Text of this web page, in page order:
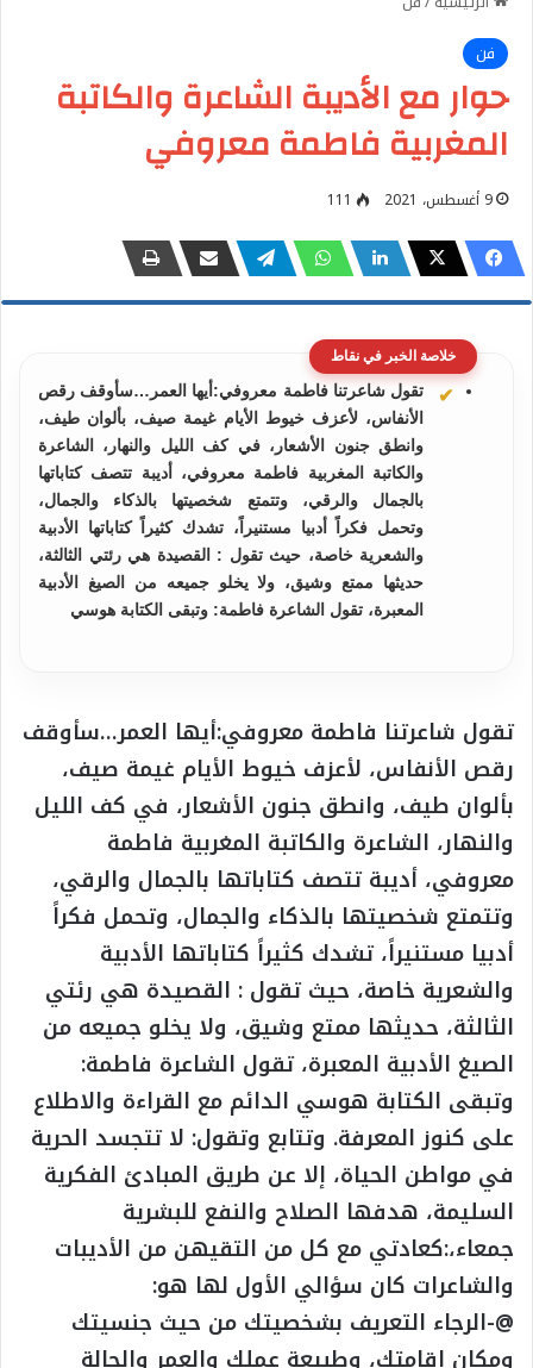
فن
حوار مع الأديبة الشاعرة والكاتبة
المغربية فاطمة معروفي
9 أغسطس، 2021 111
خلاصة الخبر في نقاط
تقول شاعرتنا فاطمة معروفي:أيها العمر…سأوقف رقص
الأنفاس، لأعزف خيوط الأيام غيمة صيف، بألوان طيف،
وانطق جنون الأشعار، في كف الليل والنهار، الشاعرة
والكاتبة المغربية فاطمة معروفي، أديبة تتصف كتاباتها
بالجمال والرقي، وتتمتع شخصيتها بالذكاء والجمال،
وتحمل فكراً أدبيا مستنيراً، تشدك كثيراً كتاباتها الأدبية
والشعرية خاصة، حيث تقول : القصيدة هي رئتي الثالثة،
حديثها ممتع وشيق، ولا يخلو جميعه من الصيغ الأدبية
المعبرة، تقول الشاعرة فاطمة: وتبقى الكتابة هوسي
تقول شاعرتنا فاطمة معروفي:أيها العمر…سأوقف
رقص الأنفاس، لأعزف خيوط الأيام غيمة صيف،
بألوان طيف، وانطق جنون الأشعار، في كف الليل
والنهار، الشاعرة والكاتبة المغربية فاطمة
معروفي، أديبة تتصف كتاباتها بالجمال والرقي،
وتتمتع شخصيتها بالذكاء والجمال، وتحمل فكراً
أدبيا مستنيراً، تشدك كثيراً كتاباتها الأدبية
والشعرية خاصة، حيث تقول : القصيدة هي رئتي
الثالثة، حديثها ممتع وشيق، ولا يخلو جميعه من
الصيغ الأدبية المعبرة، تقول الشاعرة فاطمة:
وتبقى الكتابة هوسي الدائم مع القراءة والاطلاع
على كنوز المعرفة. وتتابع وتقول: لا تتجسد الحرية
في مواطن الحياة، إلا عن طريق المبادئ الفكرية
السليمة، هدفها الصلاح والنفع للبشرية
جمعاء،:كعادتي مع كل من التقيهن من الأديبات
والشاعرات كان سؤالي الأول لها هو:
@-الرجاء التعريف بشخصيتك من حيث جنسيتك
ومكان إقامتك، وطبيعة عملك والعمر والحالة